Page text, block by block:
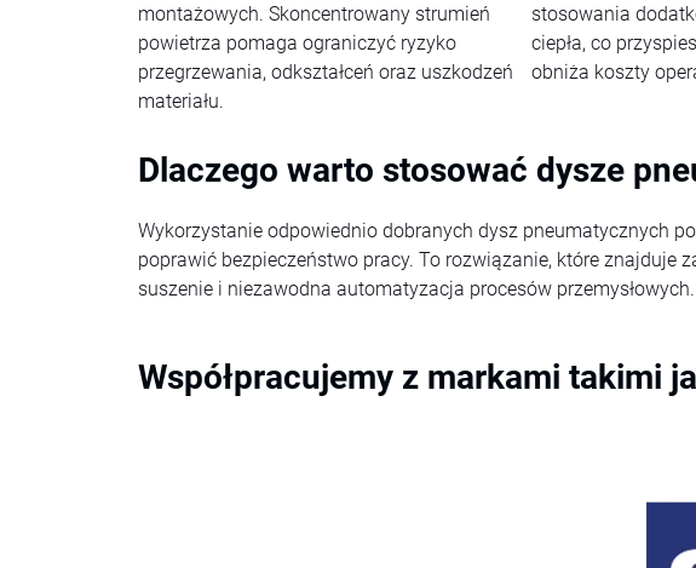
montażowych. Skoncentrowany strumień
powietrza pomaga ograniczyć ryzyko
przegrzewania, odkształceń oraz uszkodzeń
materiału.
stosowania
ciepła, co
obniża koszty
Dlaczego warto stosować dysze
Wykorzystanie odpowiednio dobranych dysz pneumatycznych
poprawić bezpieczeństwo pracy. To rozwiązanie, które znajduje
suszenie i niezawodna automatyzacja procesów przemysłowych.
Współpracujemy z markami takimi